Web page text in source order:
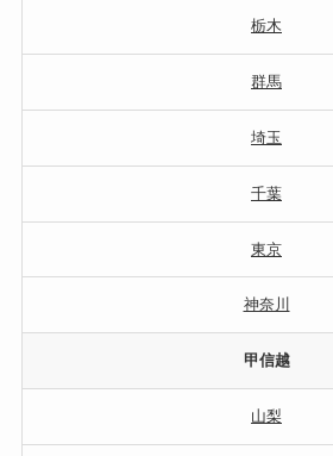
栃木
群馬
埼玉
千葉
東京
神奈川
甲信越
山梨